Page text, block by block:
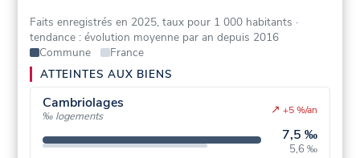
Faits enregistrés en 2025, taux pour 1 000 habitants ·
tendance : évolution moyenne par an depuis 2016
Commune
France
ATTEINTES AUX BIENS
Cambriolages
‰ logements
7,5 ‰
5,6 ‰
↗ +5 %/an